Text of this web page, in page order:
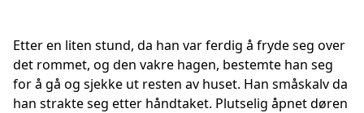
Etter en liten stund, da han var ferdig å fryde seg over
det rommet, og den vakre hagen, bestemte han seg
for å gå og sjekke ut resten av huset. Han småskalv da
han strakte seg etter håndtaket. Plutselig åpnet døren